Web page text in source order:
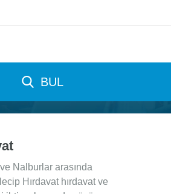
BUL
Nalburlar arasında
Hırdavat hırdavat ve